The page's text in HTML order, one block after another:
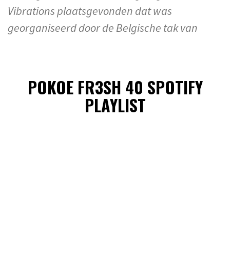
Vibrations plaatsgevonden dat was
georganiseerd door de Belgische tak van
POKOE FR3SH 40 SPOTIFY
PLAYLIST